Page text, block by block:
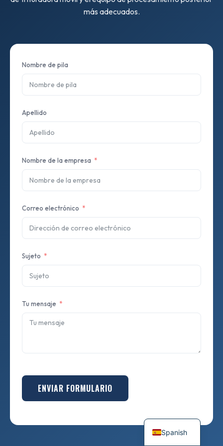
más adecuados.
Nombre de pila
Apellido
Nombre de la empresa
Correo electrónico
Sujeto
Tu mensaje
ENVIAR FORMULARIO
Spanish